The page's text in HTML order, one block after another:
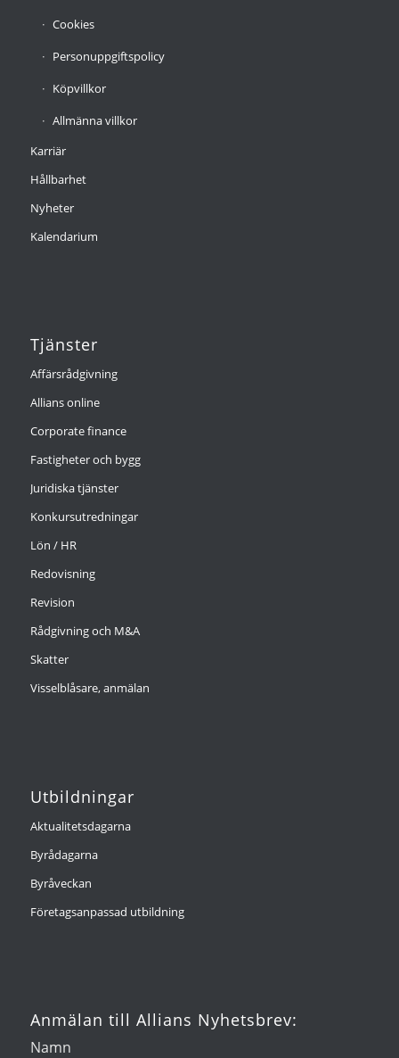
Cookies
Personuppgiftspolicy
Köpvillkor
Allmänna villkor
Karriär
Hållbarhet
Nyheter
Kalendarium
Tjänster
Affärsrådgivning
Allians online
Corporate finance
Fastigheter och bygg
Juridiska tjänster
Konkursutredningar
Lön / HR
Redovisning
Revision
Rådgivning och M&A
Skatter
Visselblåsare, anmälan
Utbildningar
Aktualitetsdagarna
Byrådagarna
Byråveckan
Företagsanpassad utbildning
Anmälan till Allians Nyhetsbrev:
Namn